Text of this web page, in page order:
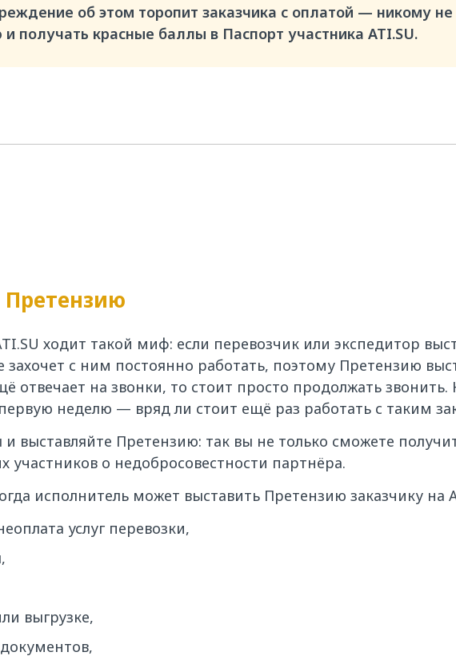
об этом торопит заказчика с оплатой — никому не
получать красные баллы в Паспорт участника ATI.SU.
Претензию
ходит такой миф: если перевозчик или экспедитор
с ним постоянно работать, поэтому Претензию
отвечает на звонки, то стоит просто продолжать звонить.
неделю — вряд ли стоит ещё раз работать с таким
выставляйте Претензию: так вы не только сможете
участников о недобросовестности партнёра.
исполнитель может выставить Претензию заказчику на
услуг перевозки,
выгрузке,